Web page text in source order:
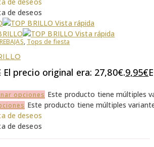
de deseos
Vista rápida
Vista rápida
REBAJAS, Tops de fiesta
El precio original era: 27,80€.9,95€
opciones Este producto tiene múltiples
Este producto tiene múltiples
de deseos
de deseos